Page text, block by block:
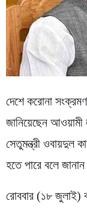
দেশে করোনা
জানিয়েছেন
সেতুমন্ত্রী ওবায়দুল
হতে পারে বলে জানান
রোববার (১৮ জুলাই)